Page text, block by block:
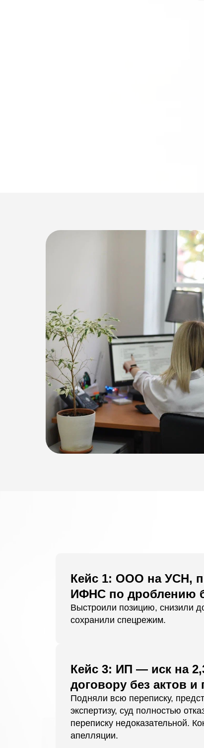
Кейс 1: ООО на УСН,
ИФНС по дроблению
Выстроили позицию, снизили
сохранили спецрежим.
Кейс 3: ИП — иск на
договору без актов и
Подняли всю переписку,
экспертизу, суд полностью
переписку недоказательной.
апелляции.